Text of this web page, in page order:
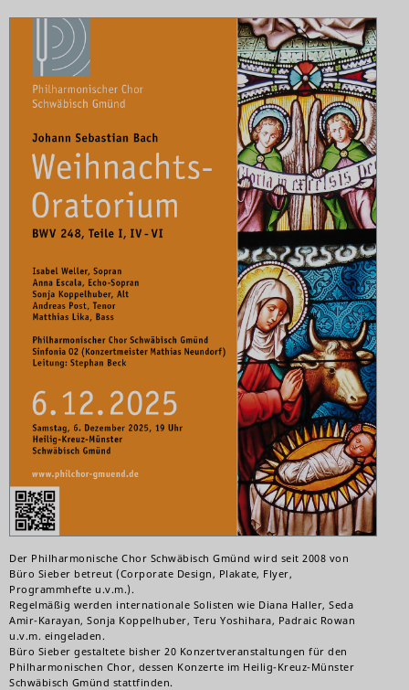
Der Philharmonische Chor Schwäbisch Gmünd wird seit 2008 von
Büro Sieber betreut (Corporate Design, Plakate, Flyer,
Programmhefte u.v.m.).
Regelmäßig werden internationale Solisten wie Diana Haller, Seda
Amir-Karayan, Sonja Koppelhuber, Teru Yoshihara, Padraic Rowan
u.v.m. eingeladen.
Büro Sieber gestaltete bisher 20 Konzertveranstaltungen für den
Philharmonischen Chor, dessen Konzerte im Heilig-Kreuz-Münster
Schwäbisch Gmünd stattfinden.